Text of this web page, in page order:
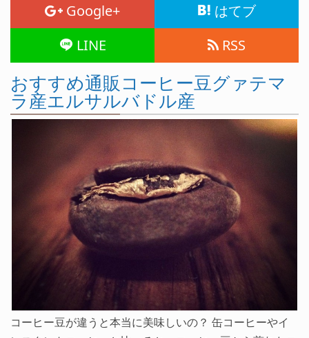
Google+
はてブ
LINE
RSS
おすすめ通販コーヒー豆グァテマ
ラ産エルサルバドル産
コーヒー豆が違うと本当に美味しいの？ 缶コーヒーやイ